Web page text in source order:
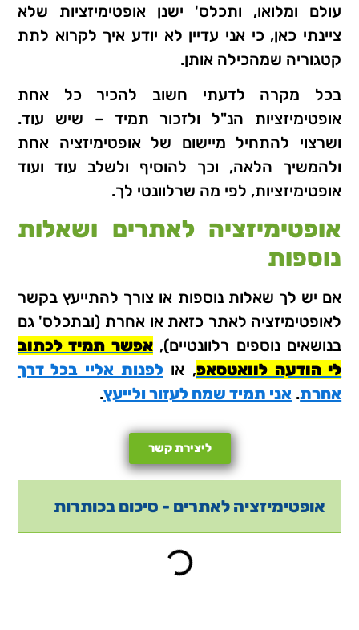
עולם ומלואו, ותכלס' ישנן אופטימיזציות שלא
ציינתי כאן, כי אני עדיין לא יודע איך לקרוא לתת
קטגוריה שמהכילה אותן.
בכל מקרה לדעתי חשוב להכיר כל אחת
אופטימיזציות הנ"ל ולזכור תמיד – שיש עוד.
ושרצוי להתחיל מיישום של אופטימיזציה אחת
ולהמשיך הלאה, וכך להוסיף ולשלב עוד ועוד
אופטימיזציות, לפי מה שרלוונטי לך.
אופטימיזציה לאתרים ושאלות
נוספות
אם יש לך שאלות נוספות או צורך להתייעץ בקשר
לאופטימיזציה לאתר כזאת או אחרת (ובתכלס' גם
בנושאים נוספים רלוונטיים),אפשר תמיד לכתוב
לי הודעה לוואטסאפ, אולפנות אליי בכל דרך
אחרת. אני תמיד שמח לעזור ולייעץ.
ליצירת קשר
אופטימיזציה לאתרים - סיכום בכותרות